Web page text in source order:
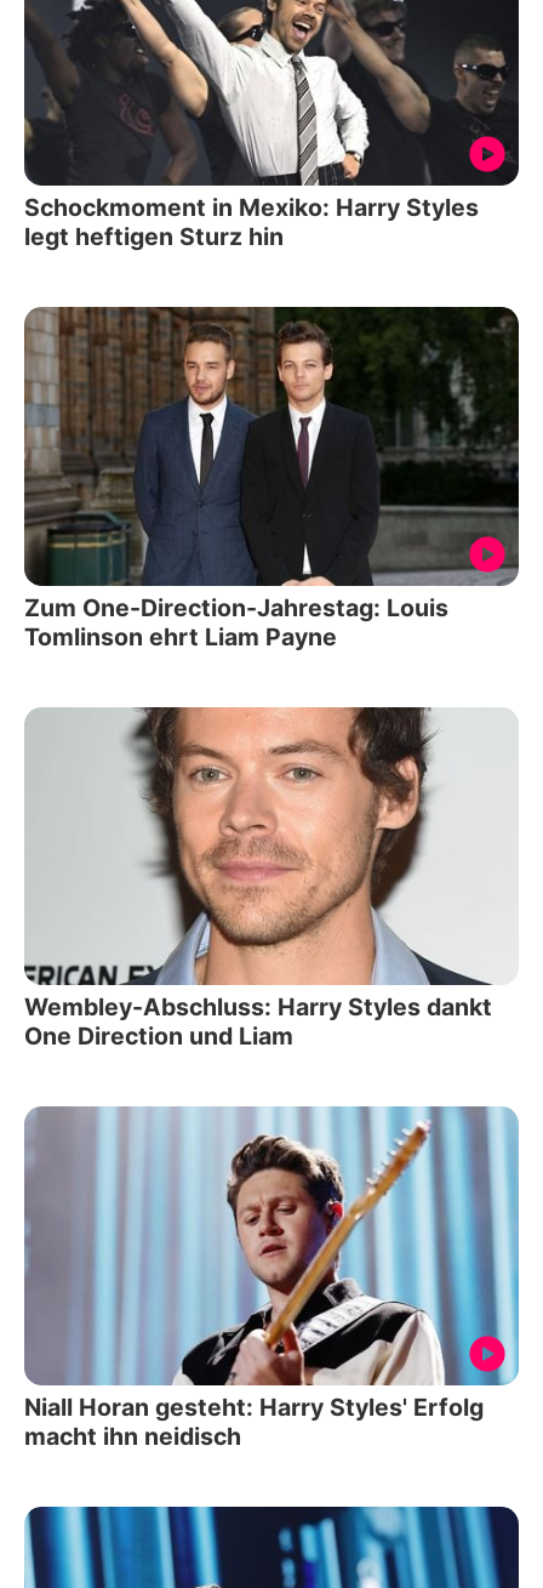
Schockmoment in Mexiko: Harry Styles
legt heftigen Sturz hin
Zum One-Direction-Jahrestag: Louis
Tomlinson ehrt Liam Payne
Wembley-Abschluss: Harry Styles dankt
One Direction und Liam
Niall Horan gesteht: Harry Styles' Erfolg
macht ihn neidisch